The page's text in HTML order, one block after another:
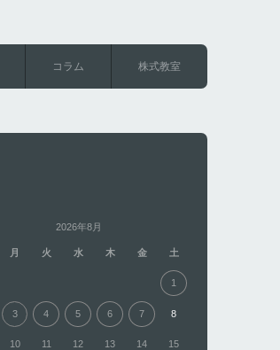
コラム 株式教室
2026年8月
月 火 水 木 金 土
1
3 4 5 6 7 8
10 11 12 13 14 15